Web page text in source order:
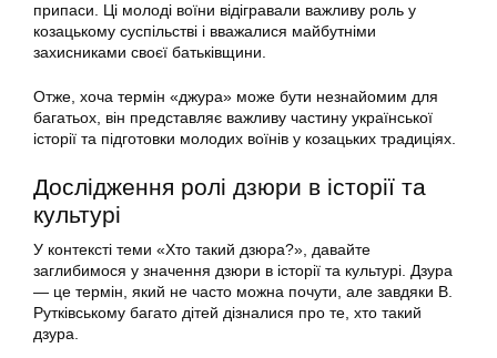
припаси. Ці молоді воїни відігравали важливу роль у
козацькому суспільстві і вважалися майбутніми
захисниками своєї батьківщини.
Отже, хоча термін «джура» може бути незнайомим для
багатьох, він представляє важливу частину української
історії та підготовки молодих воїнів у козацьких традиціях.
Дослідження ролі дзюри в історії та
культурі
У контексті теми «Хто такий дзюра?», давайте
заглибимося у значення дзюри в історії та культурі. Дзура
— це термін, який не часто можна почути, але завдяки В.
Рутківському багато дітей дізналися про те, хто такий
дзура.